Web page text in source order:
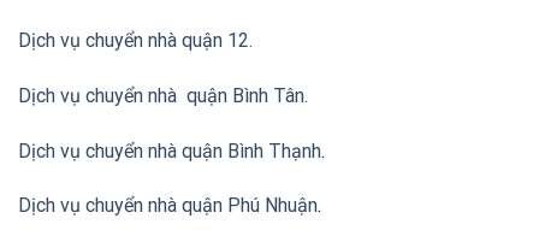
Dịch vụ chuyển nhà quận 12.
Dịch vụ chuyển nhà quận Bình Tân.
Dịch vụ chuyển nhà quận Bình Thạnh.
Dịch vụ chuyển nhà quận Phú Nhuận.